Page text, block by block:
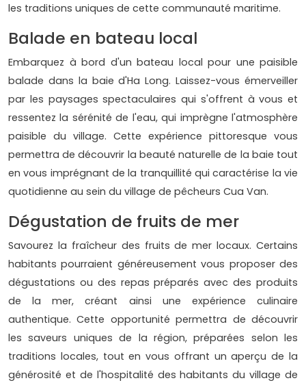
les traditions uniques de cette communauté maritime.
Balade en bateau local
Embarquez à bord d'un bateau local pour une paisible
balade dans la baie d'Ha Long. Laissez-vous émerveiller
par les paysages spectaculaires qui s'offrent à vous et
ressentez la sérénité de l'eau, qui imprègne l'atmosphère
paisible du village. Cette expérience pittoresque vous
permettra de découvrir la beauté naturelle de la baie tout
en vous imprégnant de la tranquillité qui caractérise la vie
quotidienne au sein du village de pêcheurs Cua Van.
Dégustation de fruits de mer
Savourez la fraîcheur des fruits de mer locaux. Certains
habitants pourraient généreusement vous proposer des
dégustations ou des repas préparés avec des produits
de la mer, créant ainsi une expérience culinaire
authentique. Cette opportunité permettra de découvrir
les saveurs uniques de la région, préparées selon les
traditions locales, tout en vous offrant un aperçu de la
générosité et de l'hospitalité des habitants du village de